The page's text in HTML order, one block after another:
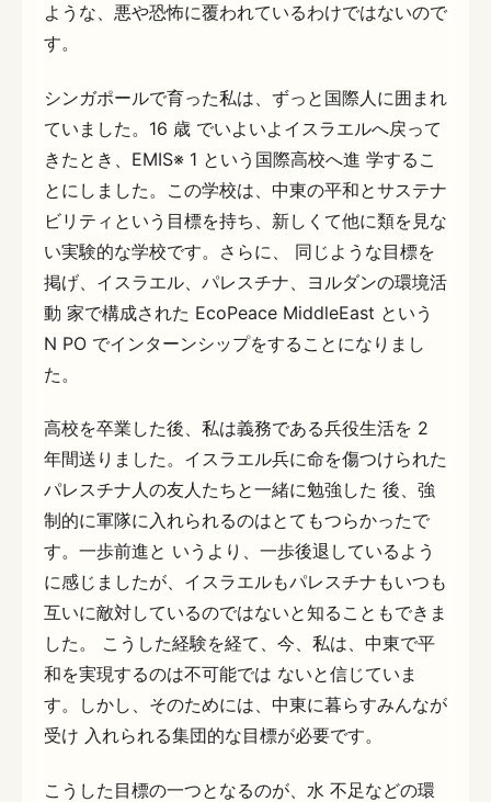
ような、悪や恐怖に覆われているわけではないので
す。
シンガポールで育った私は、ずっと国際人に囲まれ
ていました。16 歳 でいよいよイスラエルへ戻って
きたとき、EMIS※ 1 という国際高校へ進 学するこ
とにしました。この学校は、中東の平和とサステナ
ビリティという目標を持ち、新しくて他に類を見な
い実験的な学校です。さらに、 同じような目標を
掲げ、イスラエル、パレスチナ、ヨルダンの環境活
動 家で構成された EcoPeace MiddleEast という
N PO でインターンシップをすることになりまし
た。
高校を卒業した後、私は義務である兵役生活を 2
年間送りました。イスラエル兵に命を傷つけられた
パレスチナ人の友人たちと一緒に勉強した 後、強
制的に軍隊に入れられるのはとてもつらかったで
す。一歩前進と いうより、一歩後退しているよう
に感じましたが、イスラエルもパレスチナもいつも
互いに敵対しているのではないと知ることもできま
した。 こうした経験を経て、今、私は、中東で平
和を実現するのは不可能では ないと信じていま
す。しかし、そのためには、中東に暮らすみんなが
受け 入れられる集団的な目標が必要です。
こうした目標の一つとなるのが、水 不足などの環